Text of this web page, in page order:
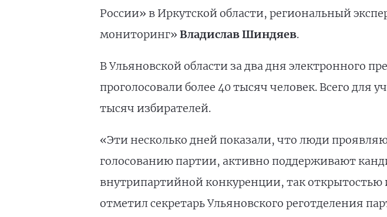
России» в Иркутской области, региональный
мониторинг» Владислав Шиндяев.
В Ульяновской области за два дня электронного
проголосовали более 40 тысяч человек. Всего для
тысяч избирателей.
«Эти несколько дней показали, что люди
голосованию партии, активно поддерживают
внутрипартийной конкуренции, так
отметил секретарь Ульяновского реготделения